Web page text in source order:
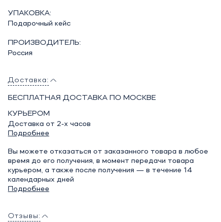
УПАКОВКА:
Подарочный кейс
ПРОИЗВОДИТЕЛЬ:
Россия
Доставка:
БЕСПЛАТНАЯ ДОСТАВКА ПО МОСКВЕ
КУРЬЕРОМ
Доставка от 2-х часов
Подробнее
Вы можете отказаться от заказанного товара в любое
время до его получения, в момент передачи товара
курьером, а также после получения — в течение 14
календарных дней
Подробнее
Отзывы: